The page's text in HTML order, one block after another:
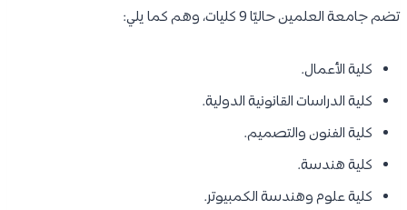
تضم جامعة العلمين حاليًا 9 كليات، وهم كما يلي:
كلية الأعمال.
كلية الدراسات القانونية الدولية.
كلية الفنون والتصميم.
كلية هندسة.
كلية علوم وهندسة الكمبيوتر.